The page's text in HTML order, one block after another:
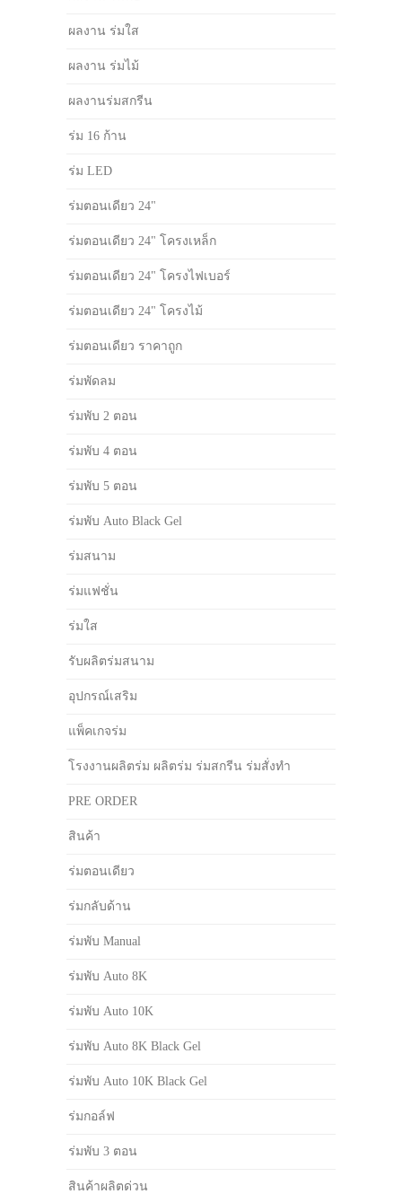
ผลงาน ร่มใส
ผลงาน ร่มไม้
ผลงานร่มสกรีน
ร่ม 16 ก้าน
ร่ม LED
ร่มตอนเดียว 24"
ร่มตอนเดียว 24" โครงเหล็ก
ร่มตอนเดียว 24" โครงไฟเบอร์
ร่มตอนเดียว 24" โครงไม้
ร่มตอนเดียว ราคาถูก
ร่มพัดลม
ร่มพับ 2 ตอน
ร่มพับ 4 ตอน
ร่มพับ 5 ตอน
ร่มพับ Auto Black Gel
ร่มสนาม
ร่มแฟชั่น
ร่มใส
รับผลิตร่มสนาม
อุปกรณ์เสริม
แพ็คเกจร่ม
โรงงานผลิตร่ม ผลิตร่ม ร่มสกรีน ร่มสั่งทำ
PRE ORDER
สินค้า
ร่มตอนเดียว
ร่มกลับด้าน
ร่มพับ Manual
ร่มพับ Auto 8K
ร่มพับ Auto 10K
ร่มพับ Auto 8K Black Gel
ร่มพับ Auto 10K Black Gel
ร่มกอล์ฟ
ร่มพับ 3 ตอน
สินค้าผลิตด่วน